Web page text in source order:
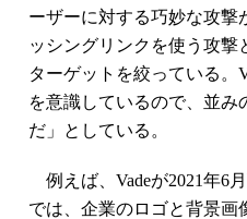
ーザーに対する巧妙な攻撃
ッシングリンクを使う攻撃
ターゲットを絞っている。
を意識しているので、並
だ」としている。
例えば、Vadeが2021年6
では、企業のロゴと背景画